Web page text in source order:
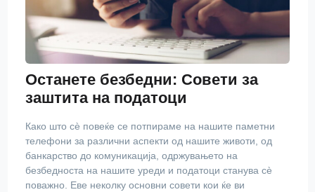
Останете безбедни: Совети за
заштита на податоци
Како што сè повеќе се потпираме на нашите паметни
телефони за различни аспекти од нашите животи, од
банкарство до комуникација, одржувањето на
безбедноста на нашите уреди и податоци станува сè
поважно. Еве неколку основни совети кои ќе ви